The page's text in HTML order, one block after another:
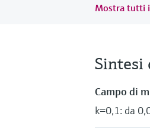
Mostra tutti
Sintesi
Campo di
k=0,1: da